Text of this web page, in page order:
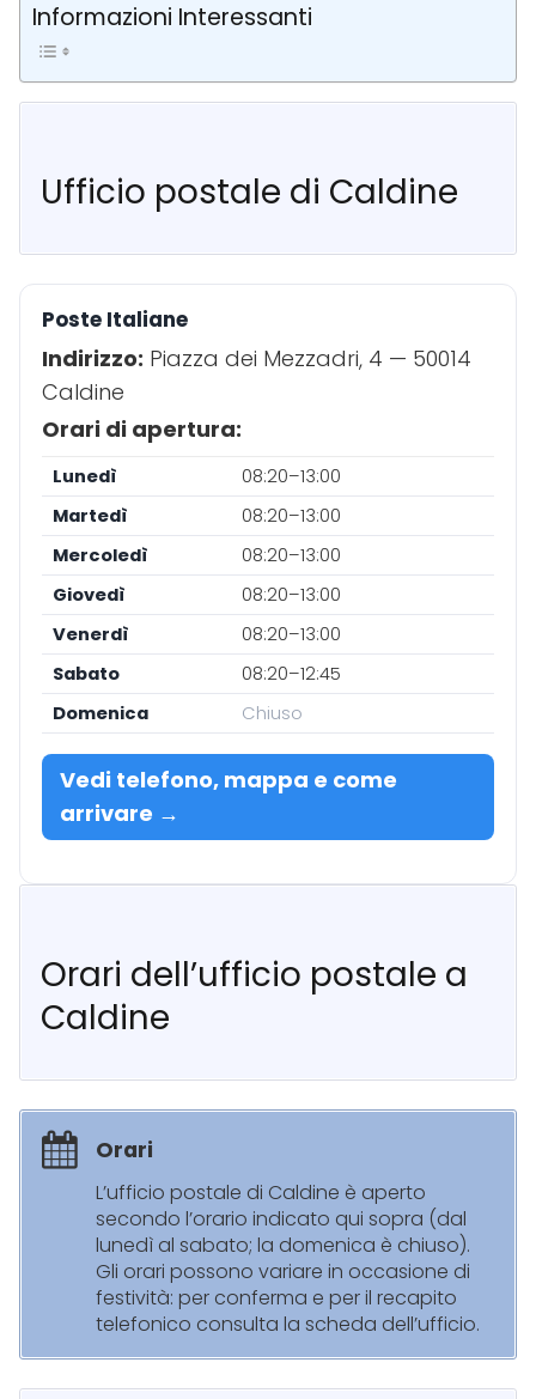
Informazioni Interessanti
Ufficio postale di Caldine
Poste Italiane
Indirizzo: Piazza dei Mezzadri, 4 — 50014
Caldine
Orari di apertura:
Lunedì
08:20–13:00
Martedì
08:20–13:00
Mercoledì
08:20–13:00
Giovedì
08:20–13:00
Venerdì
08:20–13:00
Sabato
08:20–12:45
Domenica
Chiuso
Vedi telefono, mappa e come
arrivare →
Orari dell’ufficio postale a
Caldine
Orari
L’ufficio postale di Caldine è aperto
secondo l’orario indicato qui sopra (dal
lunedì al sabato; la domenica è chiuso).
Gli orari possono variare in occasione di
festività: per conferma e per il recapito
telefonico consulta la scheda dell’ufficio.